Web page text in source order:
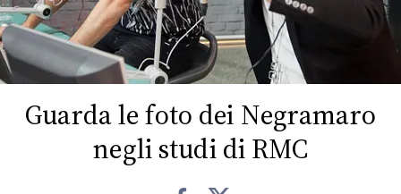
FOTO
CONCORSI
Guarda le foto dei Negramaro
negli studi di RMC